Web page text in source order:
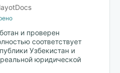
и проверен
соответствует
Узбекистан и
юридической